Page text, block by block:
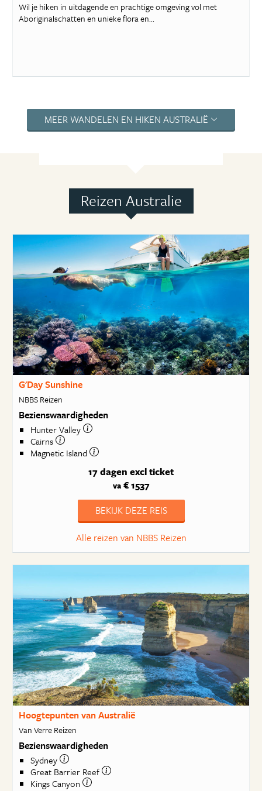
Wil je hiken in uitdagende en prachtige omgeving vol met
Aboriginalschatten en unieke flora en...
MEER WANDELEN EN HIKEN AUSTRALIË
Reizen Australie
G'Day Sunshine
NBBS Reizen
Bezienswaardigheden
Hunter Valley
Cairns
Magnetic Island
17 dagen excl ticket
va€ 1537
BEKIJK DEZE REIS
Alle reizen van NBBS Reizen
Hoogtepunten van Australië
Van Verre Reizen
Bezienswaardigheden
Sydney
Great Barrier Reef
Kings Canyon